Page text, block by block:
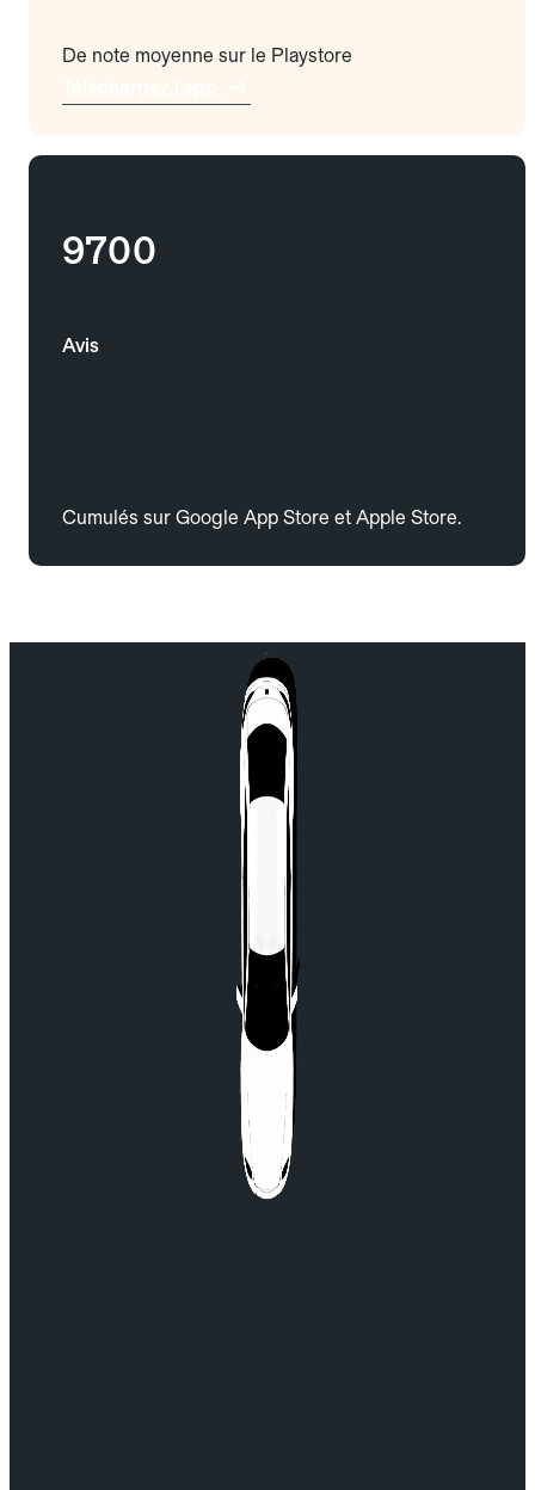
De note moyenne sur le Playstore
9700
Avis
Cumulés sur Google App Store et Apple Store.